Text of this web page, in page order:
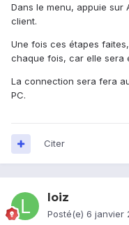
Dans le menu, appuie sur
client.
Une fois ces étapes
chaque fois, car elle sera
La connection sera fera
PC.
Citer
loiz
Posté(e) 6 janvier